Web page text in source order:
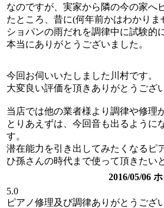
なのですが、実家から隣の今の家へ
たところ、昔に(何年前かはわかり
ショパンの雨だれを調律中に試験的
本当にありがとうございました。
今回お伺いいたしました川村です。
大変良い評価を頂きありがとうござ
当店では他の業者様より調律や修理
とりあえずは、今回音も出るように
す。
潜在能力を引き出してみたくなるピ
ひ孫さんの時代まで使って頂きたい
2016/05/06
5.0
ピアノ修理及び調律ありがとうござ